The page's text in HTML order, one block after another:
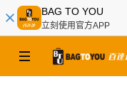
BAG TO YOU
立刻使用官方APP